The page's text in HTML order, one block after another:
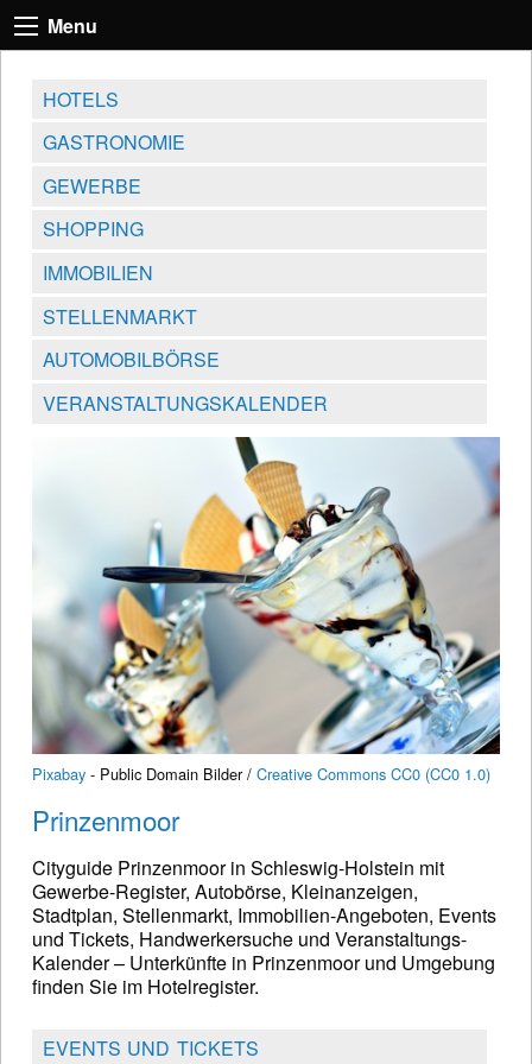
Menu
HOTELS
GASTRONOMIE
GEWERBE
SHOPPING
IMMOBILIEN
STELLENMARKT
AUTOMOBILBÖRSE
VERANSTALTUNGSKALENDER
Pixabay - Public Domain Bilder / Creative Commons CC0 (CC0 1.0)
Prinzenmoor
Cityguide Prinzenmoor in Schleswig-Holstein mit
Gewerbe-Register, Autobörse, Kleinanzeigen,
Stadtplan, Stellenmarkt, Immobilien-Angeboten, Events
und Tickets, Handwerkersuche und Veranstaltungs-
Kalender – Unterkünfte in Prinzenmoor und Umgebung
finden Sie im Hotelregister.
EVENTS UND TICKETS